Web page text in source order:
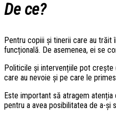
De ce?
Pentru copiii și tinerii care au
funcțională. De asemenea, ei se
Politicile și intervențiile pot crește
care au nevoie și pe care le
Este important să atragem
pentru a avea posibilitatea de a-